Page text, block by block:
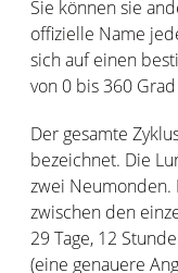
Sie können sie
offizielle Name
sich auf einen
von 0 bis 360
Der gesamte
bezeichnet. Die
zwei Neumonden.
zwischen den
29 Tage, 12
(eine genauere